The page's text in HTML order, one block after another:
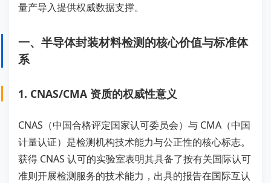
量产导入提供权威数据支撑。
一、半导体封装材料检测的核心价值与标准体
系
1. CNAS/CMA 资质的权威性意义
CNAS（中国合格评定国家认可委员会）与 CMA（中国
计量认证）是检测机构技术能力与公正性的核心标志。
获得 CNAS 认可的实验室表明其具备了按有关国际认可
准则开展检测服务的技术能力，出具的报告在国际互认